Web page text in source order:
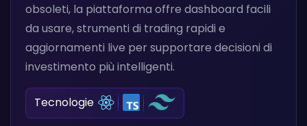
obsoleti, la piattaforma offre dashboard facili
da usare, strumenti di trading rapidi e
aggiornamenti live per supportare decisioni di
investimento più intelligenti.
Tecnologie